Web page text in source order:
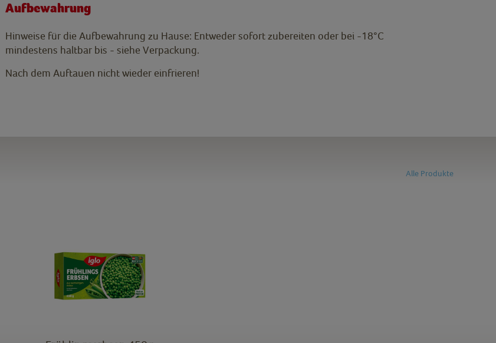
Aufbewahrung
Hinweise für die Aufbewahrung zu Hause: Entweder sofort zubereiten oder bei -18°C
mindestens haltbar bis - siehe Verpackung.
Nach dem Auftauen nicht wieder einfrieren!
Alle Produkte